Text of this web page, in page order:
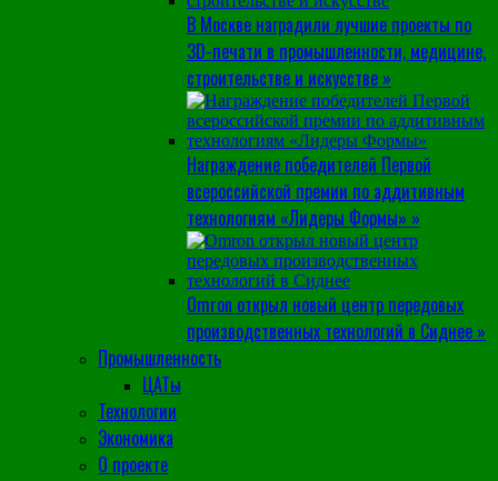
В Москве наградили лучшие проекты по
3D-печати в промышленности, медицине,
строительстве и искусстве »
Награждение победителей Первой
всероссийской премии по аддитивным
технологиям «Лидеры Формы» »
Omron открыл новый центр передовых
производственных технологий в Сиднее »
Промышленность
ЦАТы
Технологии
Экономика
О проекте